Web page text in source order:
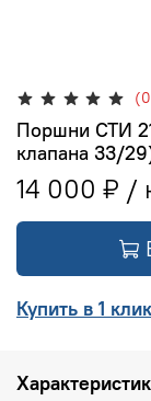
Поршни СТИ
клапана 33/
14 000 ₽
Купить в 1 клик